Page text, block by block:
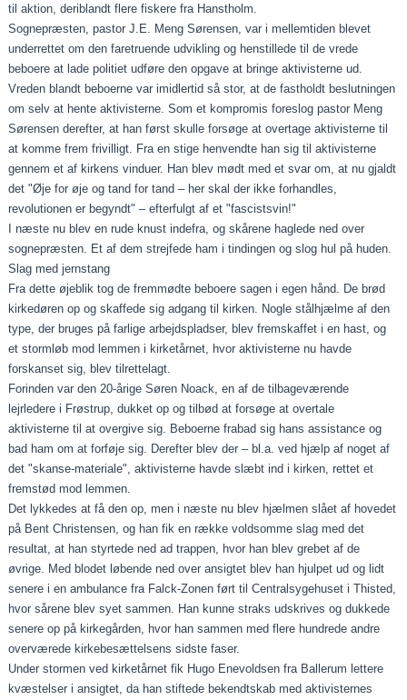
til aktion, deriblandt flere fiskere fra Hanstholm.
Sognepræsten, pastor J.E. Meng Sørensen, var i mellemtiden blevet
underrettet om den faretruende udvikling og henstillede til de vrede
beboere at lade politiet udføre den opgave at bringe aktivisterne ud.
Vreden blandt beboerne var imidlertid så stor, at de fastholdt beslutningen
om selv at hente aktivisterne. Som et kompromis foreslog pastor Meng
Sørensen derefter, at han først skulle forsøge at overtage aktivisterne til
at komme frem frivilligt. Fra en stige henvendte han sig til aktivisterne
gennem et af kirkens vinduer. Han blev mødt med et svar om, at nu gjaldt
det "Øje for øje og tand for tand – her skal der ikke forhandles,
revolutionen er begyndt" – efterfulgt af et "fascistsvin!"
I næste nu blev en rude knust indefra, og skårene haglede ned over
sognepræsten. Et af dem strejfede ham i tindingen og slog hul på huden.
Slag med jernstang
Fra dette øjeblik tog de fremmødte beboere sagen i egen hånd. De brød
kirkedøren op og skaffede sig adgang til kirken. Nogle stålhjælme af den
type, der bruges på farlige arbejdspladser, blev fremskaffet i en hast, og
et stormløb mod lemmen i kirketårnet, hvor aktivisterne nu havde
forskanset sig, blev tilrettelagt.
Forinden var den 20-årige Søren Noack, en af de tilbageværende
lejrledere i Frøstrup, dukket op og tilbød at forsøge at overtale
aktivisterne til at overgive sig. Beboerne frabad sig hans assistance og
bad ham om at forføje sig. Derefter blev der – bl.a. ved hjælp af noget af
det "skanse-materiale", aktivisterne havde slæbt ind i kirken, rettet et
fremstød mod lemmen.
Det lykkedes at få den op, men i næste nu blev hjælmen slået af hovedet
på Bent Christensen, og han fik en række voldsomme slag med det
resultat, at han styrtede ned ad trappen, hvor han blev grebet af de
øvrige. Med blodet løbende ned over ansigtet blev han hjulpet ud og lidt
senere i en ambulance fra Falck-Zonen ført til Centralsygehuset i Thisted,
hvor sårene blev syet sammen. Han kunne straks udskrives og dukkede
senere op på kirkegården, hvor han sammen med flere hundrede andre
overværede kirkebesættelsens sidste faser.
Under stormen ved kirketårnet fik Hugo Enevoldsen fra Ballerum lettere
kvæstelser i ansigtet, da han stiftede bekendtskab med aktivisternes